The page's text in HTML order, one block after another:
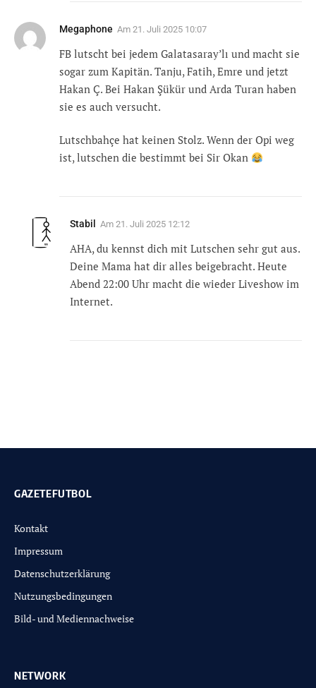
Megaphone Am 21. Juli 2025 10:07
FB lutscht bei jedem Galatasaray’lı und macht sie
sogar zum Kapitän. Tanju, Fatih, Emre und jetzt
Hakan Ç. Bei Hakan Şükür und Arda Turan haben
sie es auch versucht.
Lutschbahçe hat keinen Stolz. Wenn der Opi weg
ist, lutschen die bestimmt bei Sir Okan
Stabil Am 21. Juli 2025 12:12
AHA, du kennst dich mit Lutschen sehr gut aus.
Deine Mama hat dir alles beigebracht. Heute
Abend 22:00 Uhr macht die wieder Liveshow im
Internet.
GAZETEFUTBOL
Kontakt
Impressum
Datenschutzerklärung
Nutzungsbedingungen
Bild- und Mediennachweise
NETWORK